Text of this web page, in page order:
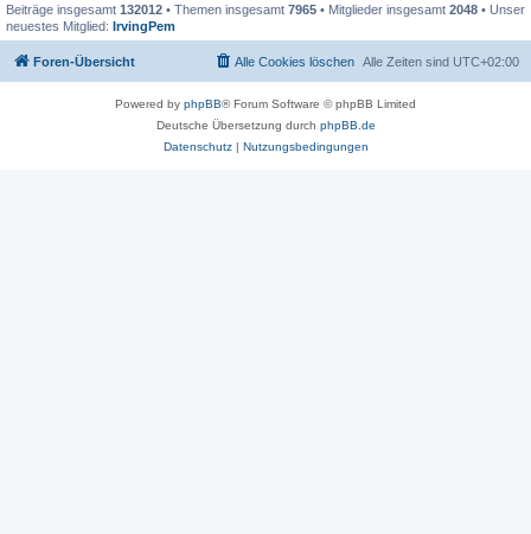
Beiträge insgesamt 132012 • Themen insgesamt 7965 • Mitglieder insgesamt 2048 • Unser
neuestes Mitglied: IrvingPem
Foren-Übersicht Alle Zeiten sind UTC+02:00
Alle Cookies löschen
Powered by phpBB® Forum Software © phpBB Limited
Deutsche Übersetzung durch phpBB.de
Datenschutz| Nutzungsbedingungen